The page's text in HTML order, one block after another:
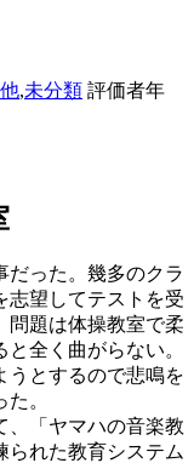
,未分類 評価者年
った。幾多のクラ
志望してテストを受
問題は体操教室で柔
全く曲がらない。
うとするので悲鳴を
。
「ヤマハの音楽教
られた教育システム